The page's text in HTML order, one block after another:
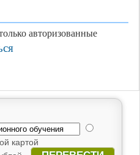
авторизованные
картой